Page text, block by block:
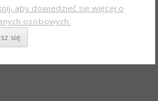
aby dowiedzieć się więcej o
osobowych.